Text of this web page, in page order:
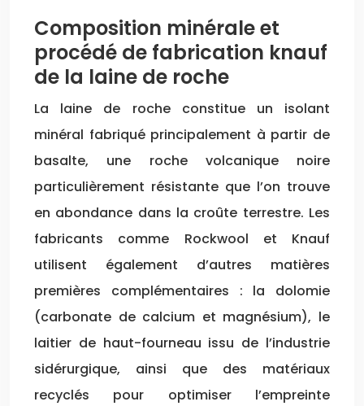
Composition minérale et
procédé de fabrication knauf
de la laine de roche
La laine de roche constitue un isolant
minéral fabriqué principalement à partir de
basalte, une roche volcanique noire
particulièrement résistante que l’on trouve
en abondance dans la croûte terrestre. Les
fabricants comme Rockwool et Knauf
utilisent également d’autres matières
premières complémentaires : la dolomie
(carbonate de calcium et magnésium), le
laitier de haut-fourneau issu de l’industrie
sidérurgique, ainsi que des matériaux
recyclés pour optimiser l’empreinte